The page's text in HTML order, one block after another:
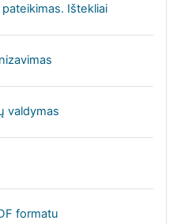
IštekliaiKnyga
valdymas
formatu